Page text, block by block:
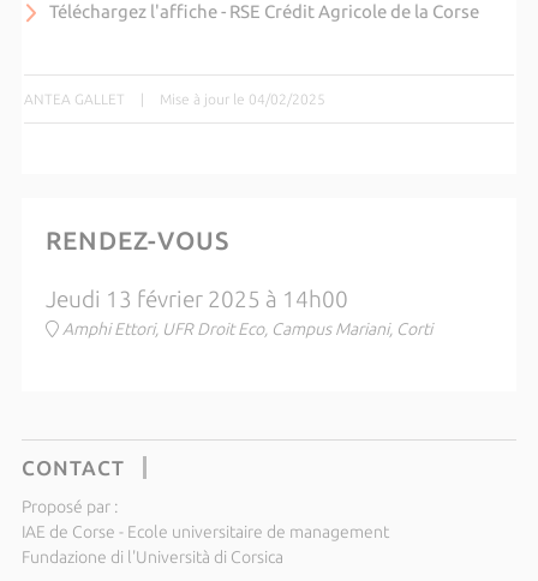
Téléchargez l'affiche - RSE Crédit Agricole de la Corse
ANTEA GALLET | Mise à jour le 04/02/2025
RENDEZ-VOUS
Jeudi 13 février 2025 à 14h00
Amphi Ettori, UFR Droit Eco, Campus Mariani, Corti
CONTACT
Proposé par :
IAE de Corse - Ecole universitaire de management
Fundazione di l'Università di Corsica